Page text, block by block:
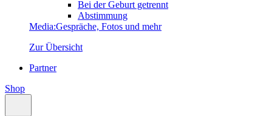
Bei der Geburt getrennt
Abstimmung
Media:Gespräche, Fotos und mehr
Zur Übersicht
Partner
Shop